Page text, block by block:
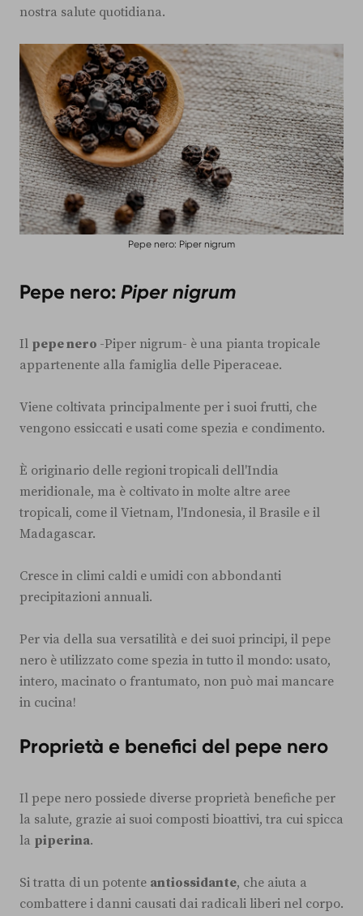
nostra salute quotidiana.
Pepe nero: Piper nigrum
Pepe nero: Piper nigrum
Il pepe nero -Piper nigrum- è una pianta tropicale
appartenente alla famiglia delle Piperaceae.
Viene coltivata principalmente per i suoi frutti, che
vengono essiccati e usati come spezia e condimento.
È originario delle regioni tropicali dell'India
meridionale, ma è coltivato in molte altre aree
tropicali, come il Vietnam, l'Indonesia, il Brasile e il
Madagascar.
Cresce in climi caldi e umidi con abbondanti
precipitazioni annuali.
Per via della sua versatilità e dei suoi principi, il pepe
nero è utilizzato come spezia in tutto il mondo: usato,
intero, macinato o frantumato, non può mai mancare
in cucina!
Proprietà e benefici del pepe nero
Il pepe nero possiede diverse proprietà benefiche per
la salute, grazie ai suoi composti bioattivi, tra cui spicca
la piperina.
Si tratta di un potente antiossidante, che aiuta a
combattere i danni causati dai radicali liberi nel corpo.